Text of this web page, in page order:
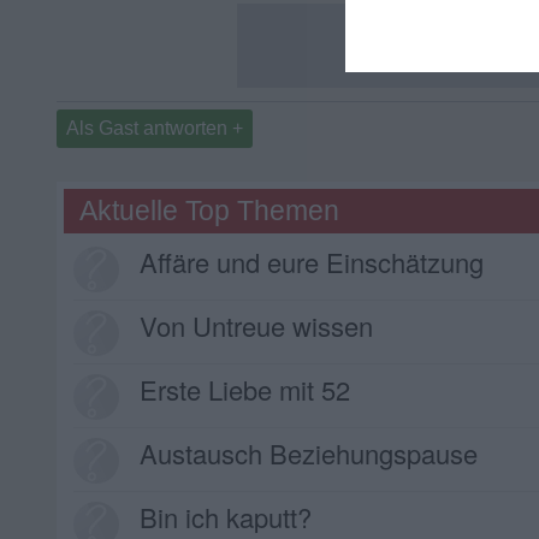
Als Gast antworten +
Aktuelle Top Themen
Affäre und eure Einschätzung
Von Untreue wissen
Erste Liebe mit 52
Austausch Beziehungspause
Bin ich kaputt?